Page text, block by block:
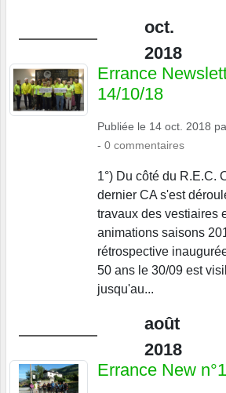
oct.
2018
Errance
14/10/18
Publiée le 14 oct. 2018
- 0 commentaires
1°) Du côté du R.E.C.
dernier CA s'est
travaux des vestiaires
animations saisons
rétrospective
50 ans le 30/09 est
jusqu'au...
août
2018
Errance New